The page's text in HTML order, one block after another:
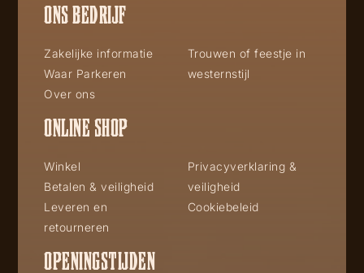
ONS BEDRIJF
Zakelijke informatie
Waar Parkeren
Over ons
Trouwen of feestje in
westernstijl
ONLINE SHOP
Winkel
Betalen & veiligheid
Leveren en
retourneren
Privacyverklaring &
veiligheid
Cookiebeleid
OPENINGSTIJDEN